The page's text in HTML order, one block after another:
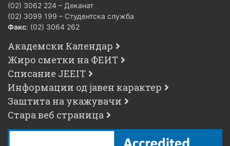
(02) 3062 224 – Деканат
(02) 3099 199 – Студентска служба
Факс: (02) 3064 262
Академски Календар
Жиро сметки на ФЕИТ
Списание JEEIT
Информации од јавен карактер
Заштита на укажувачи
Стара веб страница